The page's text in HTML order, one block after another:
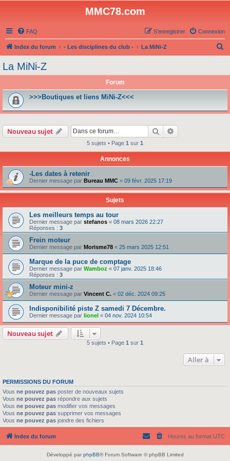
MMC78.com
FAQ Connexion
S’enregistrer
Index du forum - Les disciplines du club - La MiNi-Z
La MiNi-Z
Forum
>>>Boutiques et liens MiNi-Z<<<
Nouveau sujet Rechercher
5 sujets • Page 1 sur 1
Annonces
-Les dates à retenir
Dernier message par Bureau MMC « 09 févr. 2025 17:19
Sujets
Les meilleurs temps au tour
Dernier message par stefanos « 08 mars 2026 22:27
Réponses : 3
Frein moteur
Dernier message par Morisme78 « 25 mars 2025 12:51
Marque de la puce de comptage
Dernier message par Wamboz « 07 janv. 2025 18:46
Réponses : 3
Moteur mini-z
Dernier message par Vincent C. « 02 déc. 2024 09:25
Indisponibilité piste Z samedi 7 Décembre.
Dernier message par lionel « 04 nov. 2024 10:54
Nouveau sujet
5 sujets • Page 1 sur 1
Aller à
PERMISSIONS DU FORUM
Vous ne pouvez pas poster de nouveaux sujets
Vous ne pouvez pas répondre aux sujets
Vous ne pouvez pas modifier vos messages
Vous ne pouvez pas supprimer vos messages
Vous ne pouvez pas joindre des fichiers
Index du forum Heures au format UTC
Développé par phpBB® Forum Software © phpBB Limited